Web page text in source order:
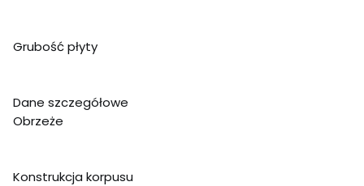
Grubość płyty
Dane szczegółowe
Obrzeże
Konstrukcja korpusu